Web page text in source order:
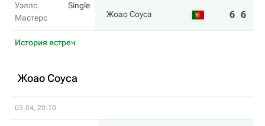
Уэллс.
Мастерс
Single
Жоао Соуса 6 6
История встреч
Жоао Соуса
03.04, 20:10